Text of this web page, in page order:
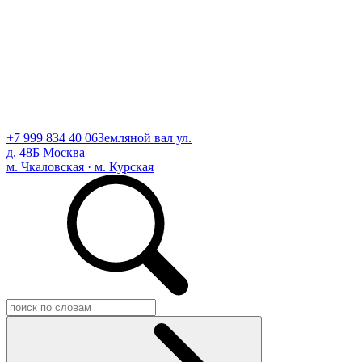
+7 999 834 40 06Земляной вал ул.
д. 48Б Москва
м. Чкаловская · м. Курская